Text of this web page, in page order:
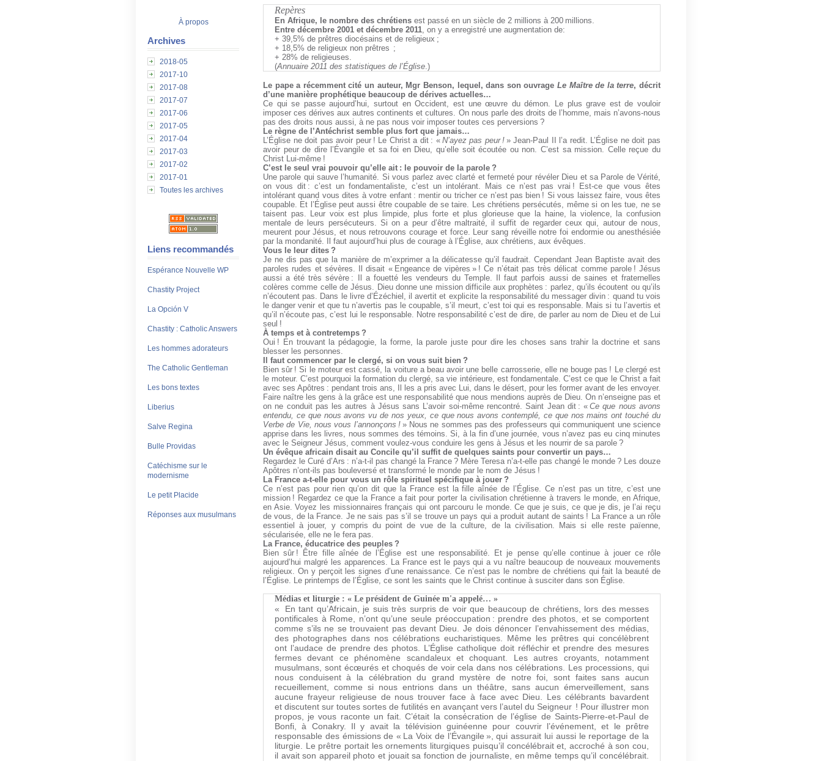
À propos
Archives
2018-05
2017-10
2017-08
2017-07
2017-06
2017-05
2017-04
2017-03
2017-02
2017-01
Toutes les archives
Liens recommandés
Espérance Nouvelle WP
Chastity Project
La Opción V
Chastity : Catholic Answers
Les hommes adorateurs
The Catholic Gentleman
Les bons textes
Liberius
Salve Regina
Bulle Providas
Catéchisme sur le
modernisme
Le petit Placide
Réponses aux musulmans
Repères
En Afrique, le nombre des chrétiens est passé en un siècle de 2 millions à 200 millions.
Entre décembre 2001 et décembre 2011, on y a enregistré une augmentation de:
+ 39,5% de prêtres diocésains et de religieux ;
+ 18,5% de religieux non prêtres ;
+ 28% de religieuses.
(Annuaire 2011 des statistiques de l’Église.)
Le pape a récemment cité un auteur, Mgr Benson, lequel, dans son ouvrage Le Maître de la terre, décrit
d’une manière prophétique beaucoup de dérives actuelles…
Ce qui se passe aujourd’hui, surtout en Occident, est une œuvre du démon. Le plus grave est de vouloir
imposer ces dérives aux autres continents et cultures. On nous parle des droits de l’homme, mais n’avons-nous
pas des droits nous aussi, à ne pas nous voir imposer toutes ces perversions ?
Le règne de l’Antéchrist semble plus fort que jamais…
L’Église ne doit pas avoir peur ! Le Christ a dit : « N’ayez pas peur ! » Jean-Paul II l’a redit. L’Église ne doit pas
avoir peur de dire l’Évangile et sa foi en Dieu, qu’elle soit écoutée ou non. C’est sa mission. Celle reçue du
Christ Lui-même !
C’est le seul vrai pouvoir qu’elle ait : le pouvoir de la parole ?
Une parole qui sauve l’humanité. Si vous parlez avec clarté et fermeté pour révéler Dieu et sa Parole de Vérité,
on vous dit : c’est un fondamentaliste, c’est un intolérant. Mais ce n’est pas vrai ! Est-ce que vous êtes
intolérant quand vous dites à votre enfant : mentir ou tricher ce n’est pas bien ! Si vous laissez faire, vous êtes
coupable. Et l’Église peut aussi être coupable de se taire. Les chrétiens persécutés, même si on les tue, ne se
taisent pas. Leur voix est plus limpide, plus forte et plus glorieuse que la haine, la violence, la confusion
mentale de leurs persécuteurs. Si on a peur d’être maltraité, il suffit de regarder ceux qui, autour de nous,
meurent pour Jésus, et nous retrouvons courage et force. Leur sang réveille notre foi endormie ou anesthésiée
par la mondanité. Il faut aujourd’hui plus de courage à l’Église, aux chrétiens, aux évêques.
Vous le leur dites ?
Je ne dis pas que la manière de m’exprimer a la délicatesse qu’il faudrait. Cependant Jean Baptiste avait des
paroles rudes et sévères. Il disait « Engeance de vipères » ! Ce n’était pas très délicat comme parole ! Jésus
aussi a été très sévère : Il a fouetté les vendeurs du Temple. Il faut parfois aussi de saines et fraternelles
colères comme celle de Jésus. Dieu donne une mission difficile aux prophètes : parlez, qu’ils écoutent ou qu’ils
n’écoutent pas. Dans le livre d’Ézéchiel, il avertit et explicite la responsabilité du messager divin : quand tu vois
le danger venir et que tu n’avertis pas le coupable, s’il meurt, c’est toi qui es responsable. Mais si tu l’avertis et
qu’il n’écoute pas, c’est lui le responsable. Notre responsabilité c’est de dire, de parler au nom de Dieu et de Lui
seul !
À temps et à contretemps ?
Oui ! En trouvant la pédagogie, la forme, la parole juste pour dire les choses sans trahir la doctrine et sans
blesser les personnes.
Il faut commencer par le clergé, si on vous suit bien ?
Bien sûr ! Si le moteur est cassé, la voiture a beau avoir une belle carrosserie, elle ne bouge pas ! Le clergé est
le moteur. C’est pourquoi la formation du clergé, sa vie intérieure, est fondamentale. C’est ce que le Christ a fait
avec ses Apôtres : pendant trois ans, Il les a pris avec Lui, dans le désert, pour les former avant de les envoyer.
Faire naître les gens à la grâce est une responsabilité que nous mendions auprès de Dieu. On n’enseigne pas et
on ne conduit pas les autres à Jésus sans L’avoir soi-même rencontré. Saint Jean dit : «Ce que nous avons
entendu, ce que nous avons vu de nos yeux, ce que nous avons contemplé, ce que nos mains ont touché du
Verbe de Vie, nous vous l’annonçons ! » Nous ne sommes pas des professeurs qui communiquent une science
apprise dans les livres, nous sommes des témoins. Si, à la fin d’une journée, vous n’avez pas eu cinq minutes
avec le Seigneur Jésus, comment voulez-vous conduire les gens à Jésus et les nourrir de sa parole ?
Un évêque africain disait au Concile qu’il suffit de quelques saints pour convertir un pays…
Regardez le Curé d’Ars : n’a-t-il pas changé la France ? Mère Teresa n’a-t-elle pas changé le monde ? Les douze
Apôtres n’ont-ils pas bouleversé et transformé le monde par le nom de Jésus !
La France a-t-elle pour vous un rôle spirituel spécifique à jouer ?
Ce n’est pas pour rien qu’on dit que la France est la fille aînée de l’Église. Ce n’est pas un titre, c’est une
mission ! Regardez ce que la France a fait pour porter la civilisation chrétienne à travers le monde, en Afrique,
en Asie. Voyez les missionnaires français qui ont parcouru le monde. Ce que je suis, ce que je dis, je l’ai reçu
de vous, de la France. Je ne sais pas s’il se trouve un pays qui a produit autant de saints ! La France a un rôle
essentiel à jouer, y compris du point de vue de la culture, de la civilisation. Mais si elle reste païenne,
sécularisée, elle ne le fera pas.
La France, éducatrice des peuples ?
Bien sûr ! Être fille aînée de l’Église est une responsabilité. Et je pense qu’elle continue à jouer ce rôle
aujourd’hui malgré les apparences. La France est le pays qui a vu naître beaucoup de nouveaux mouvements
religieux. On y perçoit les signes d’une renaissance. Ce n’est pas le nombre de chrétiens qui fait la beauté de
l’Église. Le printemps de l’Église, ce sont les saints que le Christ continue à susciter dans son Église.
Médias et liturgie : « Le président de Guinée m'a appelé… »
« En tant qu’Africain, je suis très surpris de voir que beaucoup de chrétiens, lors des messes
pontificales à Rome, n’ont qu’une seule préoccupation : prendre des photos, et se comportent
comme s’ils ne se trouvaient pas devant Dieu. Je dois dénoncer l’envahissement des médias,
des photographes dans nos célébrations eucharistiques. Même les prêtres qui concélèbrent
ont l’audace de prendre des photos. L’Église catholique doit réfléchir et prendre des mesures
fermes devant ce phénomène scandaleux et choquant. Les autres croyants, notamment
musulmans, sont écœurés et choqués de voir cela dans nos célébrations. Les processions, qui
nous conduisent à la célébration du grand mystère de notre foi, sont faites sans aucun
recueillement, comme si nous entrions dans un théâtre, sans aucun émerveillement, sans
aucune frayeur religieuse de nous trouver face à face avec Dieu. Les célébrants bavardent
et discutent sur toutes sortes de futilités en avançant vers l’autel du Seigneur ! Pour illustrer mon
propos, je vous raconte un fait. C’était la consécration de l’église de Saints-Pierre-et-Paul de
Bonfi, à Conakry. Il y avait la télévision guinéenne pour couvrir l’événement, et le prêtre
responsable des émissions de « La Voix de l’Évangile », qui assurait lui aussi le reportage de la
liturgie. Le prêtre portait les ornements liturgiques puisqu’il concélébrait et, accroché à son cou,
il avait son appareil photo et jouait sa fonction de journaliste, en même temps qu’il concélébrait.